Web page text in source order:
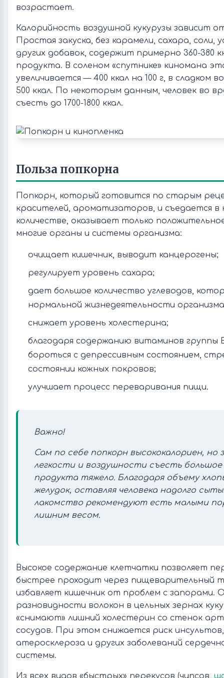
возрастает.
Калорийность воздушной кукурузы зависит
Простая закуска, без карамели, сахара, соли,
других добавок, содержит примерно 360-380
продукта. В соленом «спутнике» киномана
увеличивается — 400 ккал на 100 г, в сладком
500 ккал. По некоторым данным, человек во
съесть до 1700-1800 ккал.
Польза попкорна
Попкорн, который готовится по старым
красителей, ароматизаторов, и съедается в
количестве, оказывает только
многие органы и системы организма:
очищает кишечник, выводит канцерогены;
регулирует уровень сахара;
дает большое количество углеводов,
нормальной жизнедеятельности
снижает уровень холестерина;
благодаря содержанию витаминов группы
бороться с депрессивным состоянием,
состоянии кожных покровов;
улучшает процесс переваривания пищи.
Важно!
Сам по себе попкорн высококалориен, но
легкости и воздушности съесть большое
продукта тяжело. Благодаря объему
желудок, оставляя человека надолго
лакомство рекомендуют есть малыми
лишним весом.
Высокое содержание клетчатки позволяет
быстрее проходит через пищеварительный
избавляет кишечник от проблем с запорами.
разновидности волокон в цельных зернах
«снимают» лишний холестерин со стенок
сосудов. При этом снижается риск
атеросклероза и других заболеваний
системы.
Из всех видов «быстрых» перекусов (чипсов,